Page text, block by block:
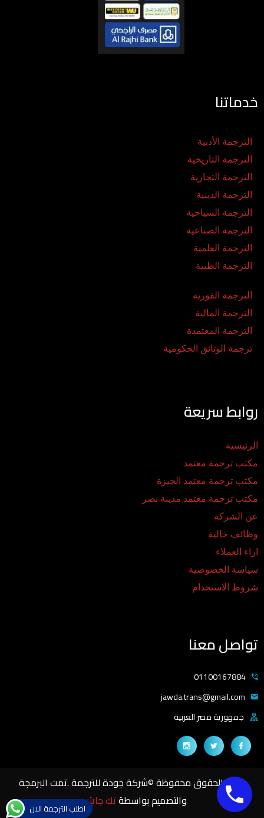
خدماتنا
الترجمة الأدبية
الترجمة التاريخية
الترجمة التجارية
الترجمة الدينية
الترجمة السياحية
الترجمة الصناعية
الترجمة العلمية
الترجمة الطبية
الترجمة الفورية
الترجمة المالية
الترجمة المعتمدة
ترجمة الوثائق الحكومية
روابط سريعة
الرئيسية
مكتب ترجمة معتمد
مكتب ترجمة معتمد الجيزة
مكتب ترجمة معتمد مدينة نصر
عن الشركة
وظائف خالية
اراء العملاء
سياسة الخصوصية
شروط الاستخدام
تواصل معنا
01100167884
jawda.trans@gmail.com
جمهورية مصر العربية
جميع الحقوق محفوظة ©شركة جودة للترجمة .تمت البرمجة
والتصميم بواسطةتك جايتساطلب الترجمة الان